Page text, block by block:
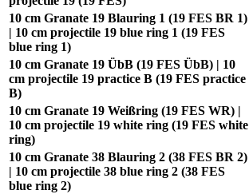
10 cm Granate 19 Blauring 1 (19 FES BR 1)
| 10 cm projectile 19 blue ring 1 (19 FES
blue ring 1)
10 cm Granate 19 ÜbB (19 FES ÜbB) | 10
cm projectile 19 practice B (19 FES practice
B)
10 cm Granate 19 Weißring (19 FES WR) |
10 cm projectile 19 white ring (19 FES white
ring)
10 cm Granate 38 Blauring 2 (38 FES BR 2)
| 10 cm projectile 38 blue ring 2 (38 FES
blue ring 2)